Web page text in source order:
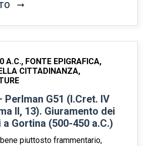
A.C., FONTE EPIGRAFICA,
CITTADINANZA,
Perlman G51 (I.Cret. IV
II, 13). Giuramento dei
Gortina (500-450 a.C.)
piuttosto frammentario,